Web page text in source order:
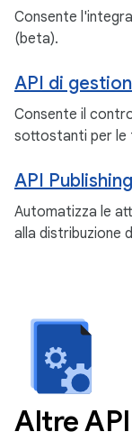
Consente
(beta).
API di
Consente il
sottostanti per le
API Publishing
Automatizza le
alla distribuzione
Altre